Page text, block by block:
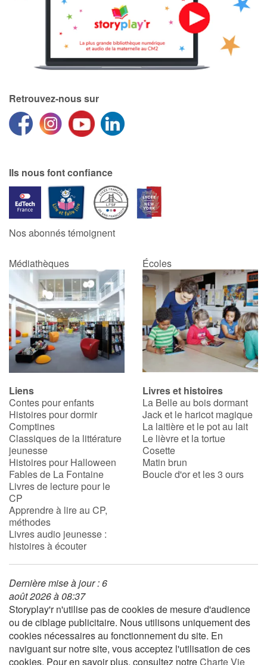
Retrouvez-nous sur
Ils nous font confiance
Nos abonnés témoignent
Médiathèques Écoles
Liens
Contes pour enfants
Histoires pour dormir
Comptines
Classiques de la littérature
jeunesse
Histoires pour Halloween
Fables de La Fontaine
Livres de lecture pour le
CP
Apprendre à lire au CP,
méthodes
Livres audio jeunesse :
histoires à écouter
Livres et histoires
La Belle au bois dormant
Jack et le haricot magique
La laitière et le pot au lait
Le lièvre et la tortue
Cosette
Matin brun
Boucle d'or et les 3 ours
Dernière mise à jour : 6
août 2026 à 08:37
Storyplay'r n'utilise pas de cookies de mesure d'audience
ou de ciblage publicitaire. Nous utilisons uniquement des
cookies nécessaires au fonctionnement du site. En
naviguant sur notre site, vous acceptez l'utilisation de ces
cookies. Pour en savoir plus, consultez notreCharte Vie